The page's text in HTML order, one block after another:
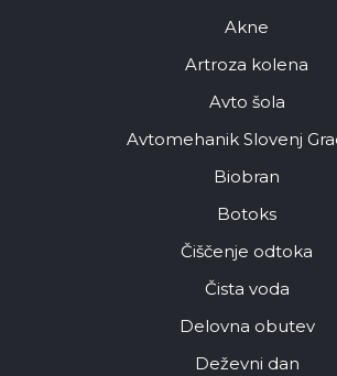
Akne
Artroza kolena
Avto šola
Avtomehanik Slovenj
Biobran
Botoks
Čiščenje odtoka
Čista voda
Delovna obutev
Deževni dan